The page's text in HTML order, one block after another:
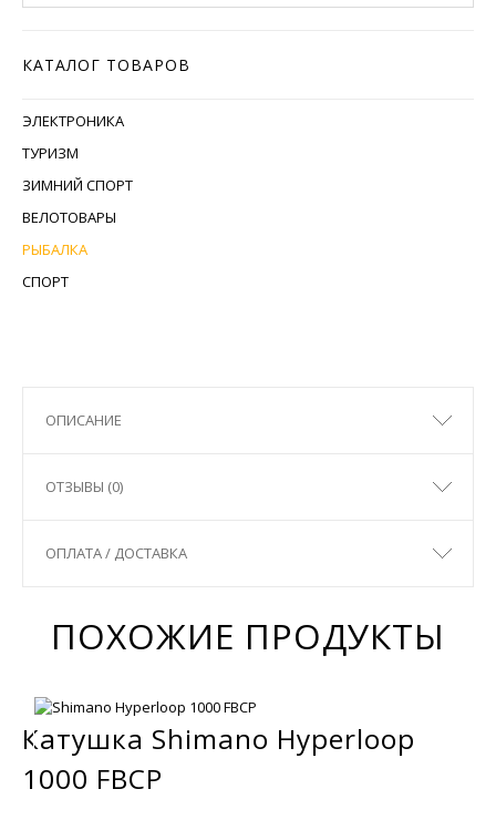
КАТАЛОГ ТОВАРОВ
ЭЛЕКТРОНИКА
ТУРИЗМ
ЗИМНИЙ СПОРТ
ВЕЛОТОВАРЫ
РЫБАЛКА
СПОРТ
ОПИСАНИЕ
ОТЗЫВЫ (0)
ОПЛАТА / ДОСТАВКА
ПОХОЖИЕ ПРОДУКТЫ
Катушка Shimano Hyperloop
1000 FBCP